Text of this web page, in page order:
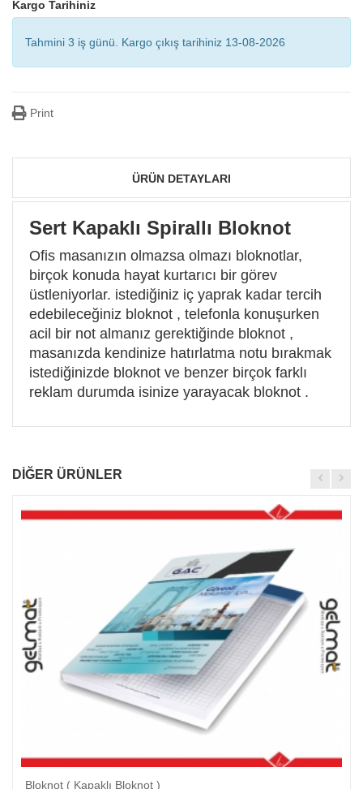
Kargo Tarihiniz
Tahmini 3 iş günü. Kargo çıkış tarihiniz 13-08-2026
Print
ÜRÜN DETAYLARI
Sert Kapaklı Spirallı Bloknot
Ofis masanızın olmazsa olmazı bloknotlar,
birçok konuda hayat kurtarıcı bir görev
üstleniyorlar. istediğiniz iç yaprak kadar tercih
edebileceğiniz bloknot , telefonla konuşurken
acil bir not almanız gerektiğinde bloknot ,
masanızda kendinize hatırlatma notu bırakmak
istediğinizde bloknot ve benzer birçok farklı
reklam durumda isinize yarayacak bloknot .
DİĞER ÜRÜNLER
Bloknot ( Kapaklı Bloknot )